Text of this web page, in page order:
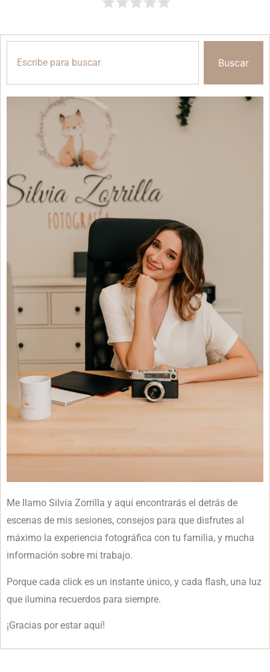
Buscar
Me llamo Silvia Zorrilla y aquí encontrarás el detrás de
escenas de mis sesiones, consejos para que disfrutes al
máximo la experiencia fotográfica con tu familia, y mucha
información sobre mi trabajo.
Porque cada click es un instante único, y cada flash, una luz
que ilumina recuerdos para siempre.
¡Gracias por estar aquí!